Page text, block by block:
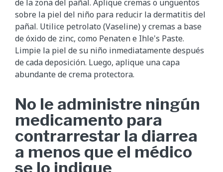
de la zona del pañal. Aplique cremas o ungüentos
sobre la piel del niño para reducir la dermatitis del
pañal. Utilice petrolato (Vaseline) y cremas a base
de óxido de zinc, como Penaten e Ihle's Paste.
Limpie la piel de su niño inmediatamente después
de cada deposición. Luego, aplique una capa
abundante de crema protectora.
No le administre ningún
medicamento para
contrarrestar la diarrea
a menos que el médico
se lo indique